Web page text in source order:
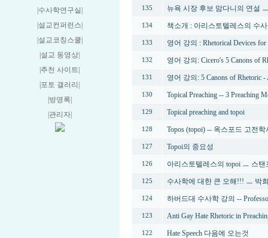
|수사학연구실
|설교컨퍼런스
|설교코칭스쿨
|설교 동영상
|추천 사이트
|포토 갤러리
|방명록
|관리자
135 뉴욕 시장 후보 맘다니의 연설
134 책소개 : 아리스토텔레스의 수
133 영어 강의 : Rhetorical Devices for
132 영어 강의: Cicero's 5 Canons of
131 영어 강의: 5 Canons of Rhetoric -
130 Topical Preaching -- 3 Preaching
129 Topical preaching and topoi
128 Topos (topoi) -- 옥스포드 고전학
127 Topoi의 중요성
126 아리스토텔레스의 topoi ㅡ 스
125 수사학에 대한 큰 오해!!! ㅡ 박
124 하버드대 수사학 강의 --
123 Anti Gay Hate Rhetoric in
122 Hate Speech 다음에 오는것